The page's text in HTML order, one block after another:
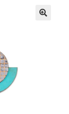
enfant